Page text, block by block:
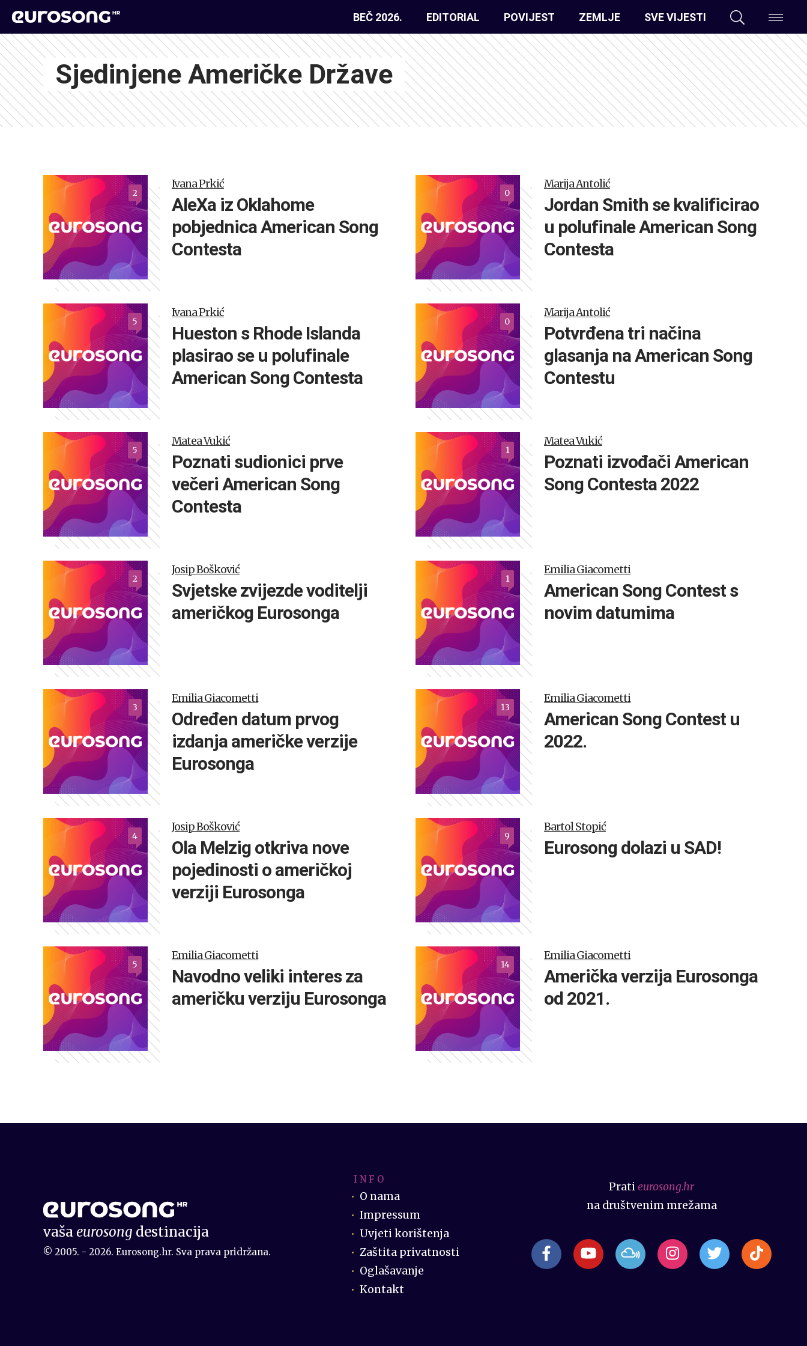
BEČ 2026. EDITORIAL POVIJEST ZEMLJE SVE VIJESTI
Sjedinjene Američke Države
2
Ivana Prkić
AleXa iz Oklahome
pobjednica American Song
Contesta
0
Marija Antolić
Jordan Smith se kvalificirao
u polufinale American Song
Contesta
5
Ivana Prkić
Hueston s Rhode Islanda
plasirao se u polufinale
American Song Contesta
0
Marija Antolić
Potvrđena tri načina
glasanja na American Song
Contestu
5
Matea Vukić
Poznati sudionici prve
večeri American Song
Contesta
1
Matea Vukić
Poznati izvođači American
Song Contesta 2022
2
Josip Bošković
Svjetske zvijezde voditelji
američkog Eurosonga
1
Emilia Giacometti
American Song Contest s
novim datumima
3
Emilia Giacometti
Određen datum prvog
izdanja američke verzije
Eurosonga
13
Emilia Giacometti
American Song Contest u
2022.
4
Josip Bošković
Ola Melzig otkriva nove
pojedinosti o američkoj
verziji Eurosonga
9
Bartol Stopić
Eurosong dolazi u SAD!
5
Emilia Giacometti
Navodno veliki interes za
američku verziju Eurosonga
14
Emilia Giacometti
Američka verzija Eurosonga
od 2021.
vašaeurosong destinacija
© 2005. - 2026. Eurosong.hr. Sva prava pridržana.
I N F O
O nama
Impressum
Uvjeti korištenja
Zaštita privatnosti
Oglašavanje
Kontakt
Pratieurosong.hr
na društvenim mrežama